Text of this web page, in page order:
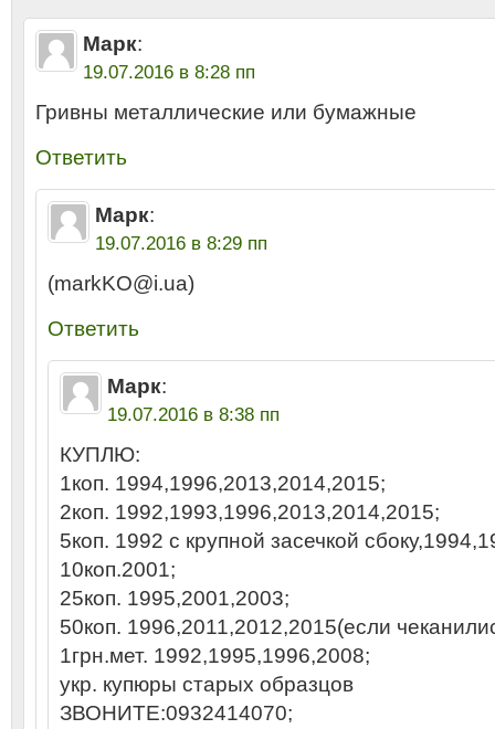
Марк:
19.07.2016 в 8:28 пп
Гривны металлические или бумажные
Ответить
Марк:
19.07.2016 в 8:29 пп
(markKO@i.ua)
Ответить
Марк:
19.07.2016 в 8:38 пп
КУПЛЮ:
1коп. 1994,1996,2013,2014,2015;
2коп. 1992,1993,1996,2013,2014,2015;
5коп. 1992 с крупной засечкой
10коп.2001;
25коп. 1995,2001,2003;
50коп. 1996,2011,2012,2015(если
1грн.мет. 1992,1995,1996,2008;
укр. купюры старых образцов
ЗВОНИТЕ:0932414070;